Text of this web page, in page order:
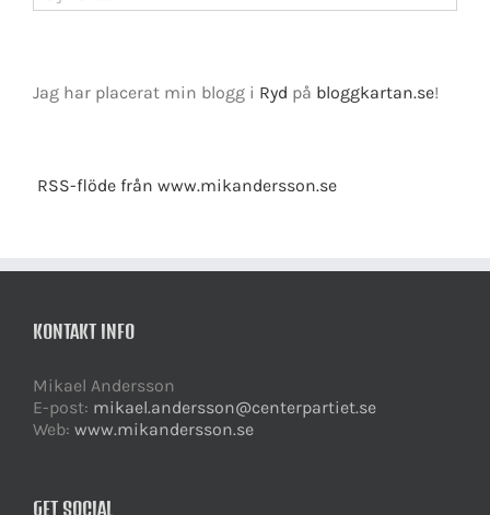
Jag har placerat min blogg i Ryd på bloggkartan.se!
RSS-flöde från www.mikandersson.se
KONTAKT INFO
Mikael Andersson
E-post: mikael.andersson@centerpartiet.se
Web: www.mikandersson.se
GET SOCIAL